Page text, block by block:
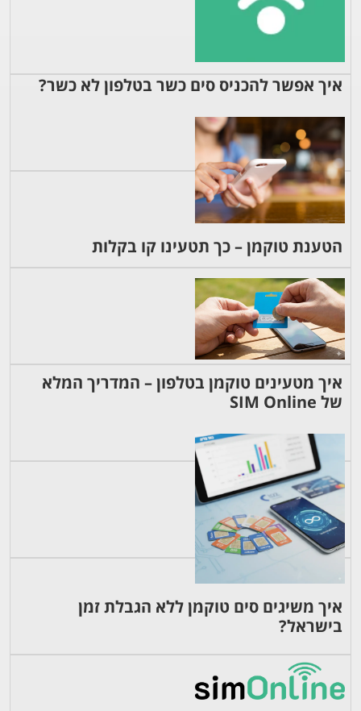
איך אפשר להכניס סים כשר בטלפון לא כשר?
הטענת טוקמן – כך תטעינו קו בקלות
איך מטעינים טוקמן בטלפון – המדריך המלא
של SIM Online
איך משיגים סים טוקמן ללא הגבלת זמן
בישראל?